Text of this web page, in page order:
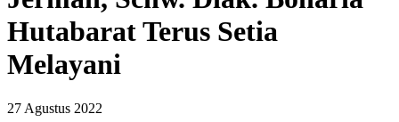
Hutabarat Terus Setia
Melayani
27 Agustus 2022